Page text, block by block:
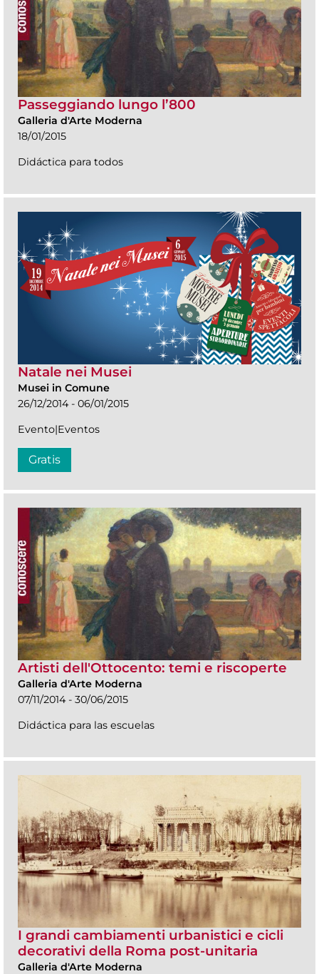
Passeggiando lungo l’800
Galleria d'Arte Moderna
18/01/2015
Didáctica para todos
Natale nei Musei
Musei in Comune
26/12/2014 - 06/01/2015
Evento|Eventos
Gratis
Artisti dell'Ottocento: temi e riscoperte
Galleria d'Arte Moderna
07/11/2014 - 30/06/2015
Didáctica para las escuelas
I grandi cambiamenti urbanistici e cicli
decorativi della Roma post-unitaria
Galleria d'Arte Moderna